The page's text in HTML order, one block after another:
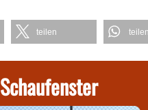
teilen teilen
Schaufenster